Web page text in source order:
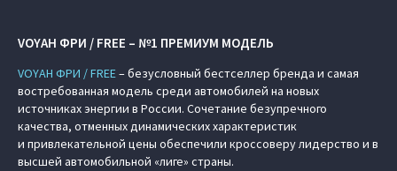
VOYAH ФРИ / FREE – №1 ПРЕМИУМ МОДЕЛЬ
VOYAH ФРИ / FREE– безусловный бестселлер бренда и самая
востребованная модель среди автомобилей на новых
источниках энергии в России. Сочетание безупречного
качества, отменных динамических характеристик
и привлекательной цены обеспечили кроссоверу лидерство и в
высшей автомобильной «лиге» страны.